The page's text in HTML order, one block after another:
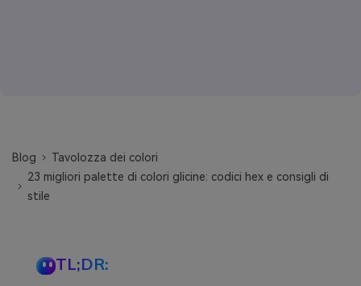
Blog
Tavolozza dei colori
23 migliori palette di colori glicine: codici hex e consigli di
stile
TL;DR: